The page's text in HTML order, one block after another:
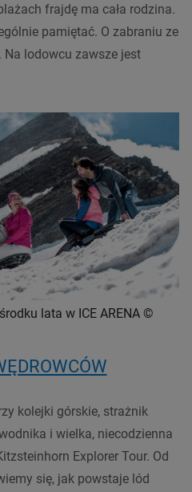
frajdę ma cała rodzina.
pamiętać. O zabraniu ze
Na lodowcu zawsze jest
lata w ICE ARENA ©
kolejki górskie, strażnik
i wielka, niecodzienna
Explorer Tour. Od
się, jak powstaje lód